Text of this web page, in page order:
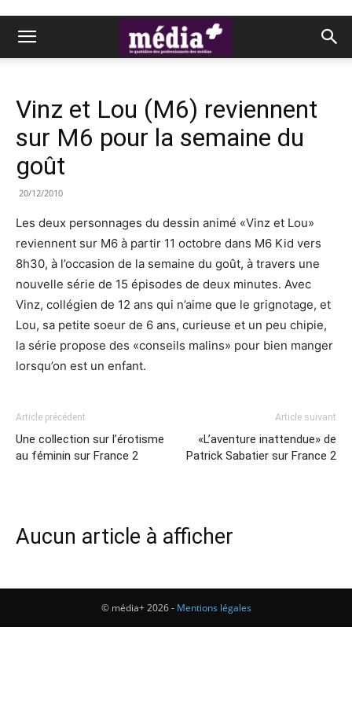
Vinz et Lou (M6) reviennent
sur M6 pour la semaine du
goût
20/12/2010
Les deux personnages du dessin animé «Vinz et Lou»
reviennent sur M6 à partir 11 octobre dans M6 Kid vers
8h30, à l’occasion de la semaine du goût, à travers une
nouvelle série de 15 épisodes de deux minutes. Avec
Vinz, collégien de 12 ans qui n’aime que le grignotage, et
Lou, sa petite soeur de 6 ans, curieuse et un peu chipie,
la série propose des «conseils malins» pour bien manger
lorsqu’on est un enfant.
Article précédent
Une collection sur l’érotisme
au féminin sur France 2
Article suivant
«L’aventure inattendue» de
Patrick Sabatier sur France 2
Aucun article à afficher
© média+ 2026 - Mentions légales